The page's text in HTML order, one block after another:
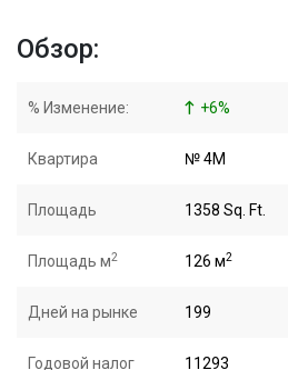
Обзор:
% Изменение: +6%
Квартира № 4M
Площадь 1358 Sq. Ft.
Площадь м2 126 м2
Дней на рынке 199
Годовой налог 11293